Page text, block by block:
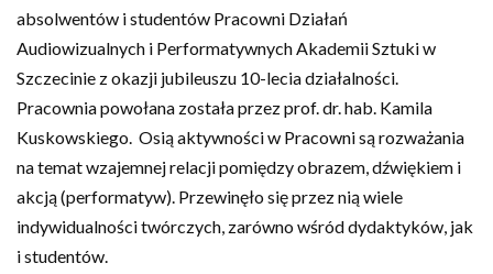
absolwentów i studentów Pracowni Działań
Audiowizualnych i Performatywnych Akademii Sztuki w
Szczecinie z okazji jubileuszu 10-lecia działalności.
Pracownia powołana została przez prof. dr. hab. Kamila
Kuskowskiego. Osią aktywności w Pracowni są rozważania
na temat wzajemnej relacji pomiędzy obrazem, dźwiękiem i
akcją (performatyw). Przewinęło się przez nią wiele
indywidualności twórczych, zarówno wśród dydaktyków, jak
i studentów.